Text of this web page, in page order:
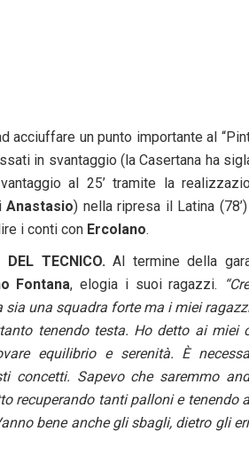
acciuffare un punto importante al
in svantaggio (la Casertana ha
al 25’ tramite la
Anastasio) nella ripresa il Latina
i conti con Ercolano.
TECNICO. Al termine della
Fontana, elogia i suoi ragazzi.
sia una squadra forte ma i miei
tenendo testa. Ho detto ai miei
equilibrio e serenità. È
concetti. Sapevo che saremmo
recuperando tanti palloni e tenendo
bene anche gli sbagli, dietro gli